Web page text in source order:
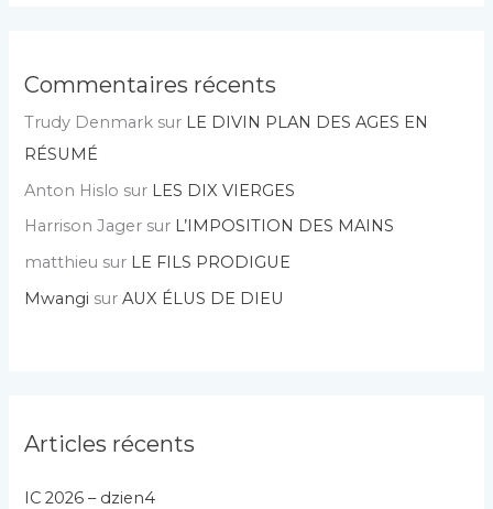
Commentaires récents
Trudy Denmark sur LE DIVIN PLAN DES AGES EN
RÉSUMÉ
Anton Hislo sur LES DIX VIERGES
Harrison Jager sur L’IMPOSITION DES MAINS
matthieu sur LE FILS PRODIGUE
Mwangi surAUX ÉLUS DE DIEU
Articles récents
IC 2026 – dzien4